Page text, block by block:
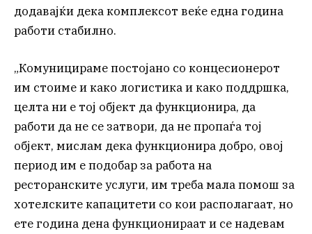
додавајќи дека комплексот веќе една година
работи стабилно.
„Комуницираме постојано со концесионерот
им стоиме и како логистика и како поддршка,
целта ни е тој објект да функционира, да
работи да не се затвори, да не пропаѓа тој
објект, мислам дека функционира добро, овој
период им е подобар за работа на
ресторанските услуги, им треба мала помош за
хотелските капацитети со кои располагаат, но
ете година дена функционираат и се надевам